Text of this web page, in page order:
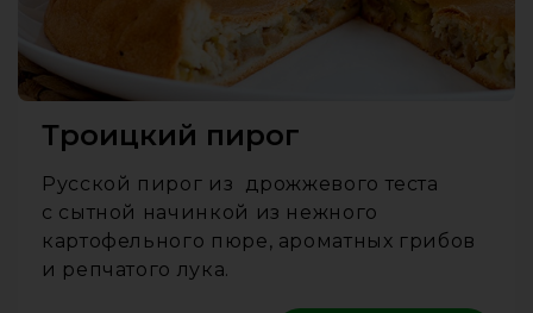
Троицкий пирог
Русской пирог из дрожжевого теста
с сытной начинкой из нежного
картофельного пюре, ароматных грибов
и репчатого лука.